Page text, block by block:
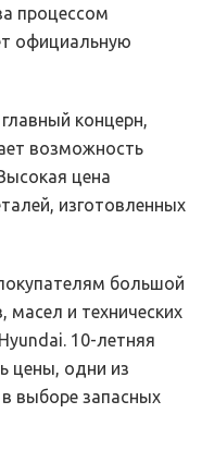
процессом
официальную
концерн,
возможность
цена
изготовленных
большой
и технических
10-летняя
цены, одни из
в выборе запасных